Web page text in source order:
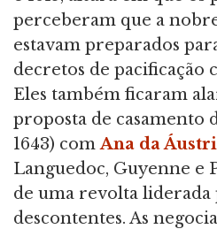
perceberam que a
estavam preparados
decretos de pacificação
Eles também ficaram
proposta de casamento
1643) comAna da
Languedoc, Guyenne e
de uma revolta liderada
descontentes. As